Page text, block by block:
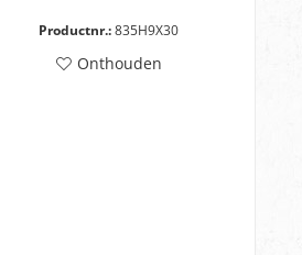
Productnr.:835H9X30
Onthouden